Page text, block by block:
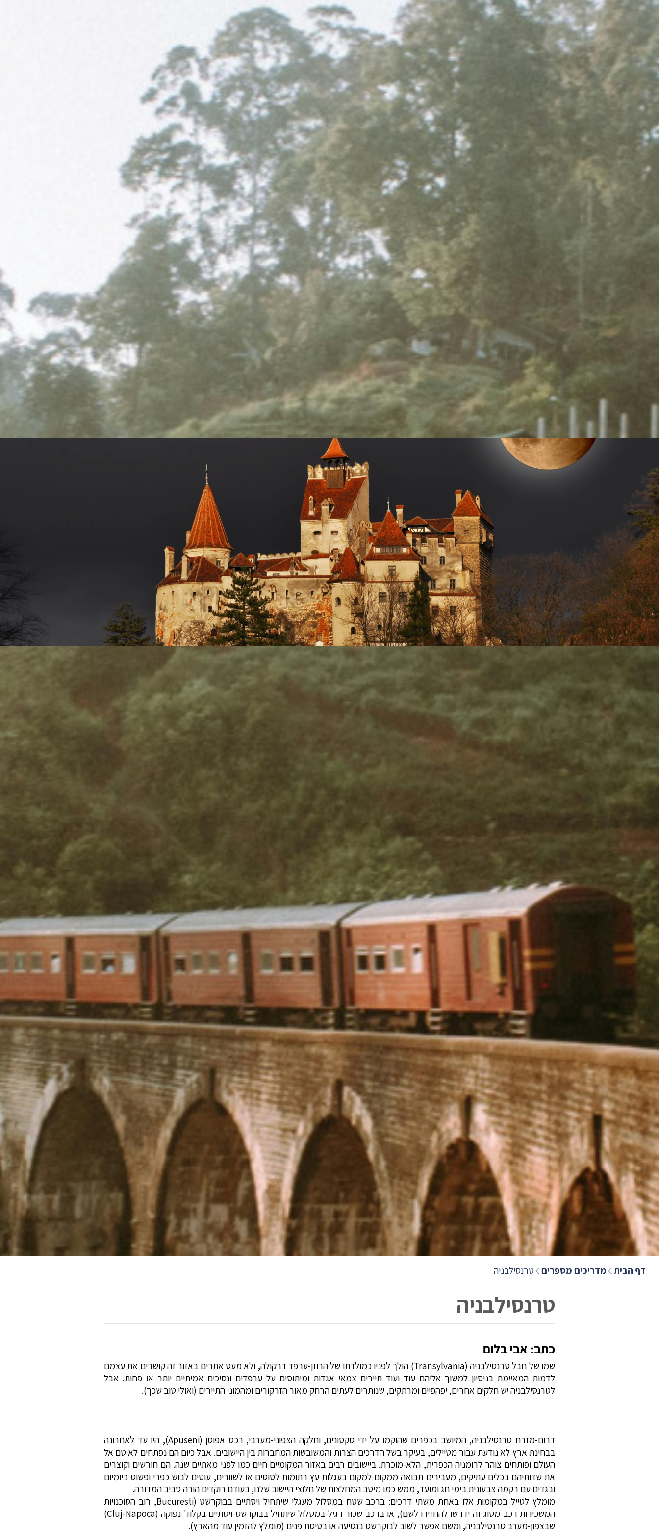
דף הבית מדריכים מספרים טרנסילבניה
טרנסילבניה
כתב: אבי בלום
שמו של חבל טרנסילבניה (Transylvania) הולך לפניו כמולדתו של הרוזן-ערפד דרקולה, ולא מעט אתרים באזור זה קושרים את עצמם
לדמות המאיימת בניסיון למשוך אליהם עוד ועוד תיירים צמאי אגדות ומיתוסים על ערפדים ונסיכים אמיתיים יותר או פחות. אבל
לטרנסילבניה יש חלקים אחרים, יפהפיים ומרתקים, שנותרים לעתים הרחק מאור הזרקורים ומהמוני התיירים (ואולי טוב שכך).
דרום-מזרח טרנסילבניה, המיושב בכפרים שהוקמו על ידי סקסונים, וחלקה הצפוני-מערבי, רכס אפוסן (Apuseni), היו עד לאחרונה
בבחינת ארץ לא נודעת עבור מטיילים, בעיקר בשל הדרכים הצרות והמשובשות המחברות בין היישובים. אבל כיום הם נפתחים לאיטם אל
העולם ופותחים צוהר לרומניה הכפרית, הלא-מוכרת. ביישובים רבים באזור המקומיים חיים כמו לפני מאתיים שנה. הם חורשים וקוצרים
את שדותיהם בכלים עתיקים, מעבירים תבואה ממקום למקום בעגלות עץ רתומות לסוסים או לשוורים, עוטים לבוש כפרי ופשוט ביומיום
ובגדים עם רקמה צבעונית בימי חג ומועד, ממש כמו מיטב המחלצות של חלוצי היישוב שלנו, בעודם רוקדים הורה סביב המדורה.
מומלץ לטייל במקומות אלו באחת משתי דרכים: ברכב שטח במסלול מעגלי שיתחיל ויסתיים בבוקרשט (Bucuresti, רוב הסוכנויות
המשכירות רכב מסוג זה ידרשו להחזירו לשם), או ברכב שכור רגיל במסלול שיתחיל בבוקרשט ויסתיים בקלוז' נפוקה (Cluj-Napoca)
שבצפון-מערב טרנסילבניה, ומשם אפשר לשוב לבוקרשט בנסיעה או בטיסת פנים (מומלץ להזמין עוד מהארץ).